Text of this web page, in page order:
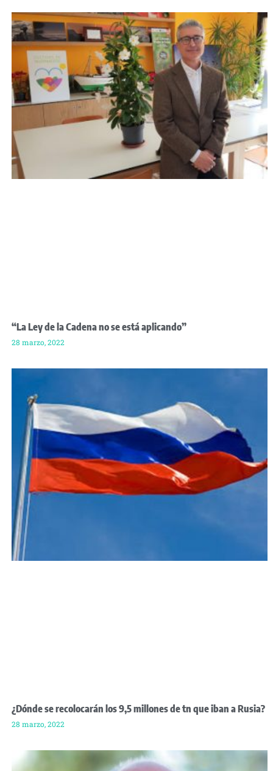
“La Ley de la Cadena no se está aplicando”
28 marzo, 2022
¿Dónde se recolocarán los 9,5 millones de tn que iban a Rusia?
28 marzo, 2022